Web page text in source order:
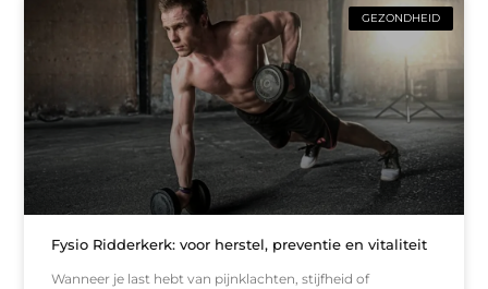
GEZONDHEID
Fysio Ridderkerk: voor herstel, preventie en vitaliteit
Wanneer je last hebt van pijnklachten, stijfheid of